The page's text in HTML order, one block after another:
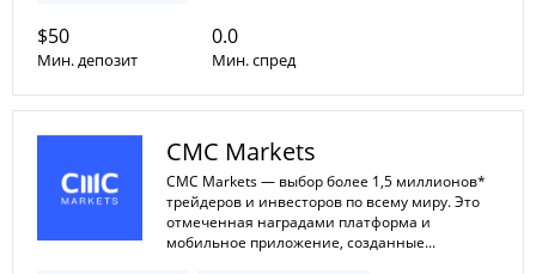
$50
Мин. депозит
0.0
Мин. спред
Макс. плечо
CMC Markets
CMC Markets — выбор более 1,5 миллионов*
трейдеров и инвесторов по всему миру. Это
отмеченная наградами платформа и
мобильное приложение, созданные...